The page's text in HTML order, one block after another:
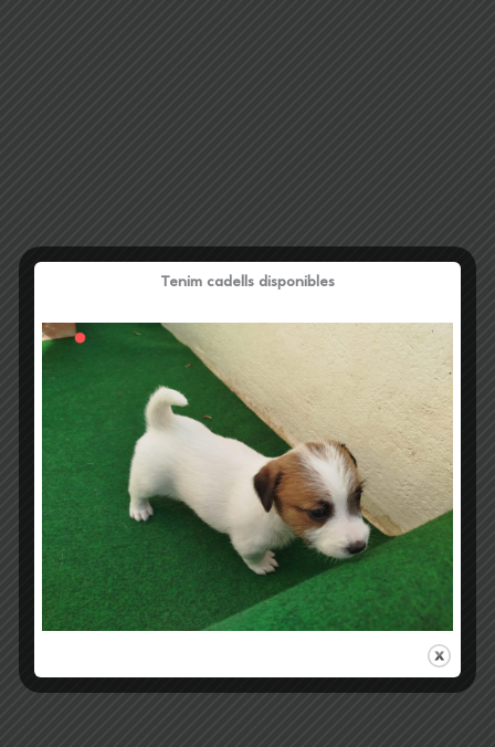
Tenim cadells disponibles